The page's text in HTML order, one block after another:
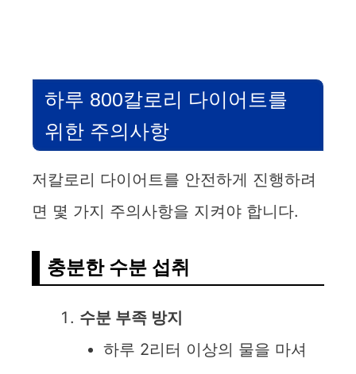
하루 800칼로리 다이어트를
위한 주의사항
저칼로리 다이어트를 안전하게 진행하려
면 몇 가지 주의사항을 지켜야 합니다.
충분한 수분 섭취
수분 부족 방지
하루 2리터 이상의 물을 마셔